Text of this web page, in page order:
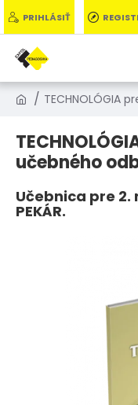
PRIHLÁSIŤ
TECHNOLÓGIA
učebného
Učebnica pre
PEKÁR.